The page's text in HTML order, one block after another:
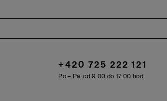
+420 725 222 121
Po – Pá: od 9.00 do 17.00 hod.